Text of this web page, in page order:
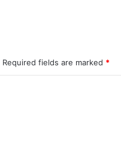
Required fields are marked *